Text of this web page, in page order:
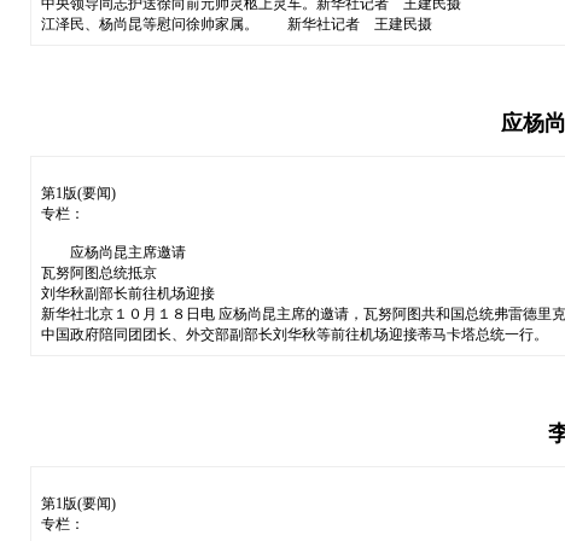
江泽民、杨尚昆等慰问徐帅家属。 新华社记者 王建民摄
应杨
第1版(要闻)
专栏：
应杨尚昆主席邀请
瓦努阿图总统抵京
刘华秋副部长前往机场迎接
新华社北京１０月１８日电 应杨尚昆主席的邀请，瓦努阿图共和国总统弗雷德里
中国政府陪同团团长、外交部副部长刘华秋等前往机场迎接蒂马卡塔总统一行。
第1版(要闻)
专栏：